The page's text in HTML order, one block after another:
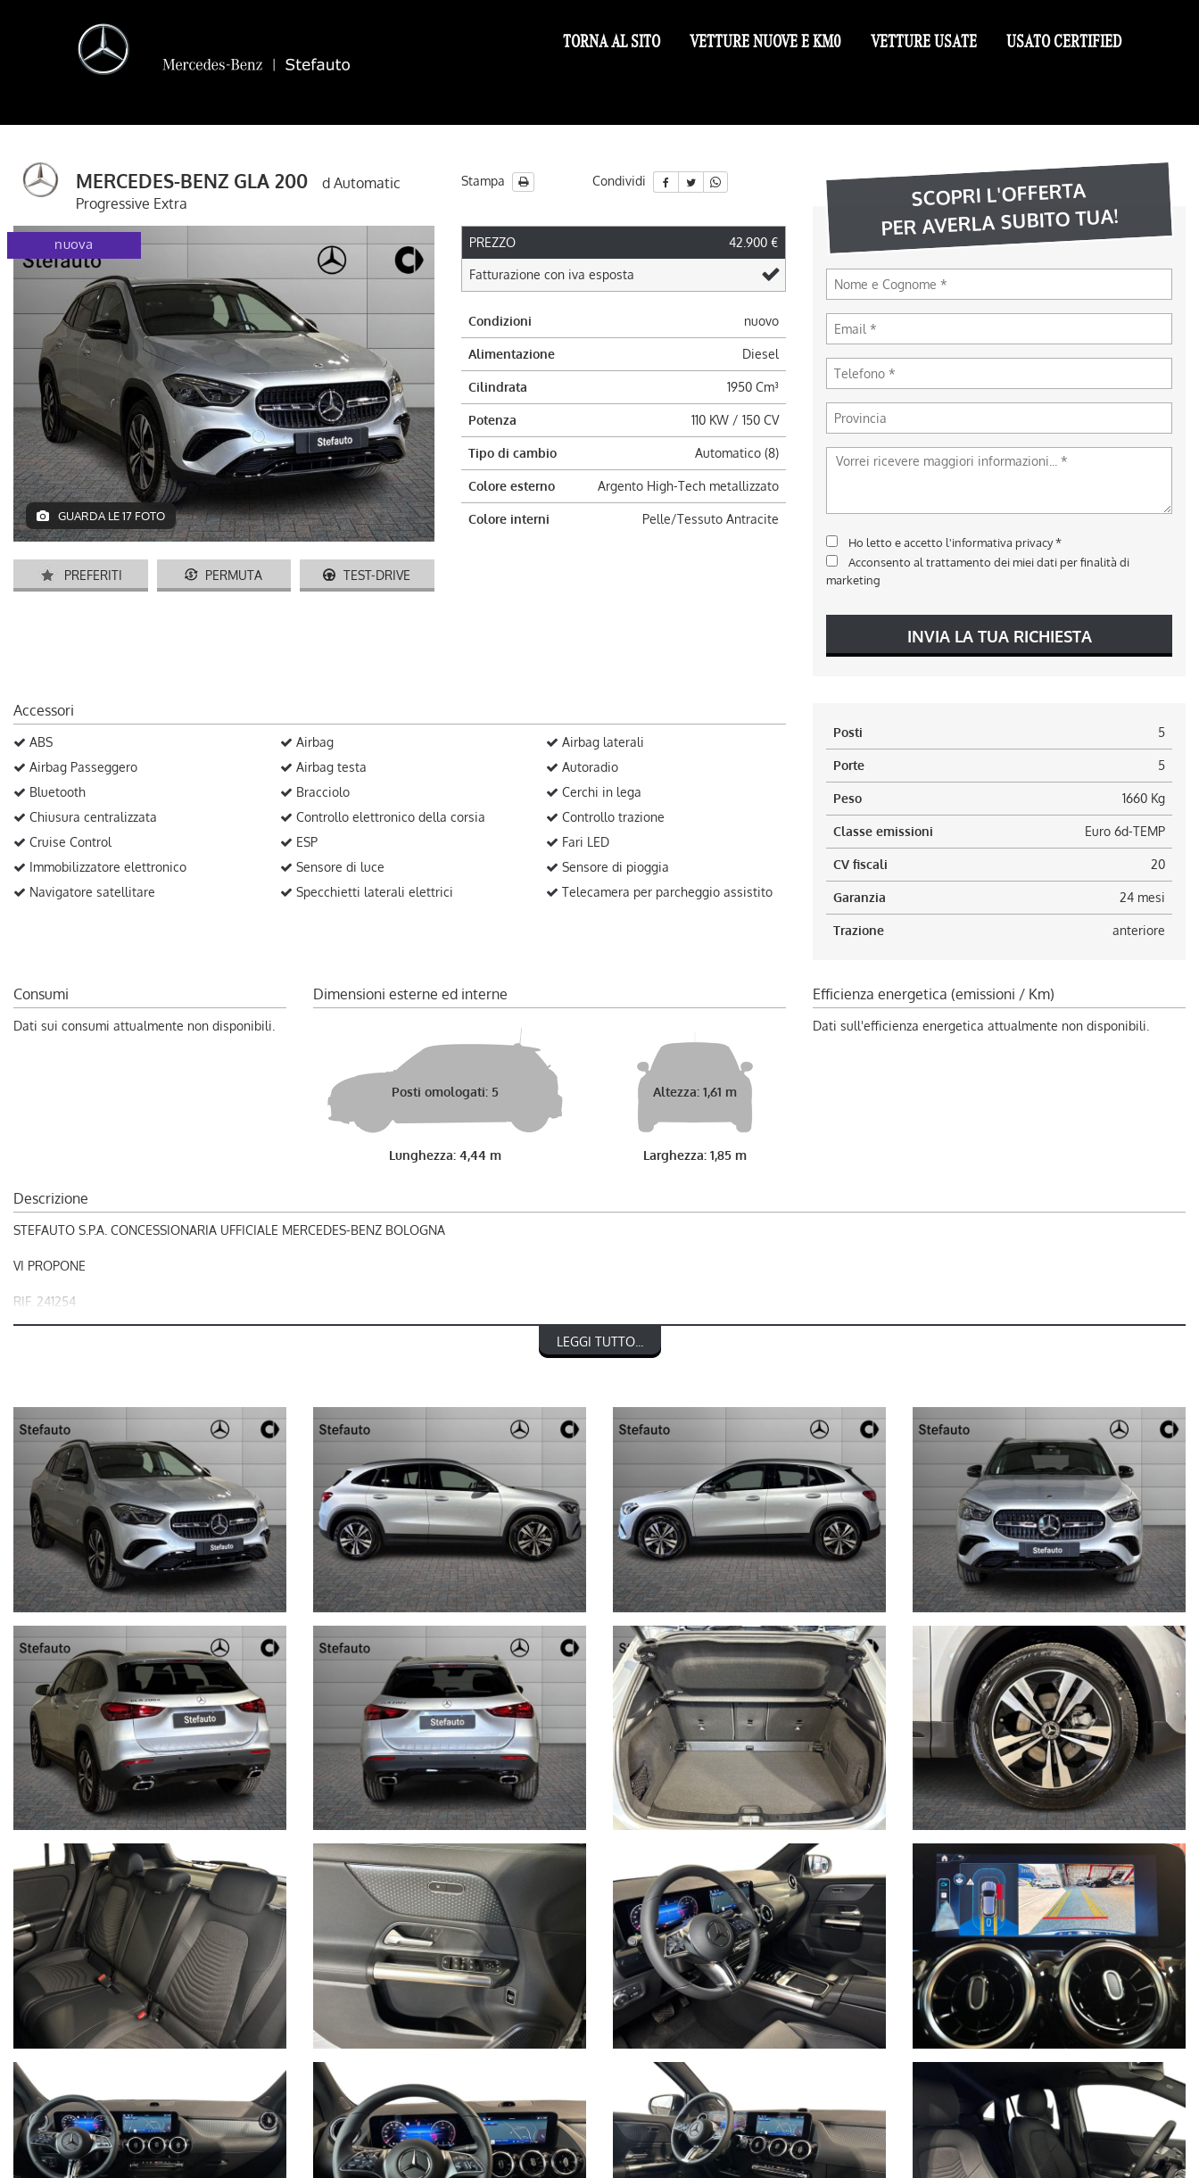
TORNA AL SITO VETTURE NUOVE E KM0 VETTURE USATE USATO CERTIFIED
MERCEDES-BENZ GLA 200
d Automatic
Progressive Extra
Stampa Condividi
gla disponibile
GUARDA LE 17 FOTO
PREFERITI PERMUTA TEST-DRIVE
PREZZO 42.900 €
Fatturazione con iva esposta
Condizioni nuovo
Alimentazione Diesel
Cilindrata 1950 Cm³
Potenza 110 KW / 150 CV
Tipo di cambio Automatico (8)
Colore esterno Argento High-Tech metallizzato
Colore interni Pelle/Tessuto Antracite
SCOPRI L'OFFERTA
PER AVERLA SUBITO TUA!
Ho letto e accetto l'informativa privacy*
Acconsento al trattamento dei miei dati per finalità di
marketing
INVIA LA TUA RICHIESTA
Accessori
ABS
Airbag Passeggero
Bluetooth
Chiusura centralizzata
Cruise Control
Immobilizzatore elettronico
Navigatore satellitare
Airbag
Airbag testa
Bracciolo
Controllo elettronico della corsia
ESP
Sensore di luce
Specchietti laterali elettrici
Airbag laterali
Autoradio
Cerchi in lega
Controllo trazione
Fari LED
Sensore di pioggia
Telecamera per parcheggio assistito
Posti 5
Porte 5
Peso 1660 Kg
Classe emissioni Euro 6d-TEMP
CV fiscali 20
Garanzia 24 mesi
Trazione anteriore
Consumi
Dati sui consumi attualmente non disponibili.
Dimensioni esterne ed interne
Posti omologati: 5
Lunghezza: 4,44 m
Altezza: 1,61 m
Larghezza: 1,85 m
Efficienza energetica (emissioni / Km)
Dati sull'efficienza energetica attualmente non disponibili.
Descrizione
STEFAUTO S.P.A. CONCESSIONARIA UFFICIALE MERCEDES-BENZ BOLOGNA
VI PROPONE
RIF. 241254
- Argento high-tech
- Display completamente digitale sulla plancia
- Multibeam Led
- Pacchetto night
- Progressive Extra
OFFERTA VALIDA FINO A FINE MESE
OFFERTA VALIDA CON IL RITIRO DI USATO DAL VALORE MINIMO DI 5000€ (FONTE EUROTAX BLU)
nel prezzo è esclusa l'IPT
Per conoscerci meglio visita il nostro sito www.stefauto.it e per ricevere tutte le nostre offerte e rimanere sempre aggiornato sui nostri prodotti diventa fan delle pagine facebook .Sei sei interessato
all’auto, in risposta all’annuncio indica: città e numero telefonico.
In caso di permuta, indica: marca, modello, colore, mese ed anno di immatricolazione, chilometri, accessori principali, cambio, KW/CV e stato della vettura (meglio se con foto allegate).
Con queste informazioni potremo risponderti più velocemente.
N.B: Qualora fossero presenti imprecisioni causate dalla non uniformità dei dati
pubblicati dai diversi portali, Vi invitiamo a verificare le caratteristiche dello specifico veicolo.
Stefauto S.p.a. declina ogni responsabilità per eventuali involontarie incongruenze che non rappresentano in alcun modo un impegno contrattuale.
STEFAUTO S.P.A.BOLOGNA
VIALE BERTI - PICHAT, 10 - 40127 BOLOGNA
Tel. 051244435 - sales@stefauto.it
LEGGI TUTTO...